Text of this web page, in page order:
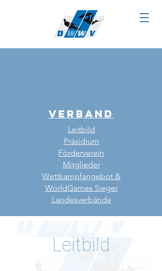
VERBAND
Leitbild
Präsidium
Förderverein
Mitglieder
Wettkampfangebot &
WorldGames Sieger
Landesverbände
Leitbild